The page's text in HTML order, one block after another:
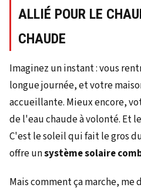
ALLIÉ POUR LE
CHAUDE
Imaginez un instant : vous
longue journée, et votre
accueillante. Mieux encore,
de l'eau chaude à volonté. Et
C'est le soleil qui fait le gros
offre unsystème solaire
Mais comment ça marche, me